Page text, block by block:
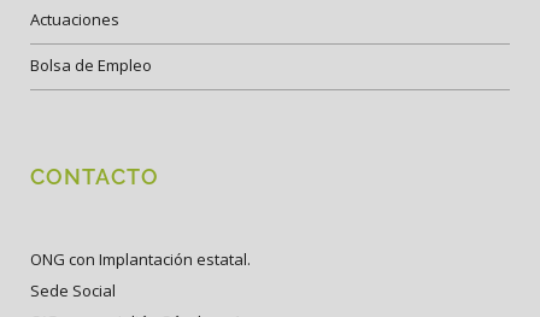
Actuaciones
Bolsa de Empleo
CONTACTO
ONG con Implantación estatal.
Sede Social